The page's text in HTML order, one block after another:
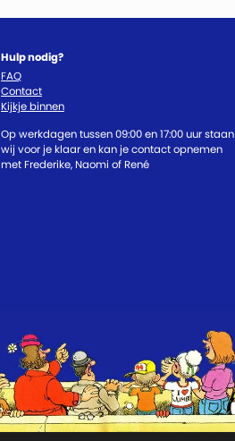
Hulp nodig?
FAQ
Contact
Kijkje binnen
Op werkdagen tussen 09:00 en 17:00 uur staan
wij voor je klaar en kan je contact opnemen
met Frederike, Naomi of René